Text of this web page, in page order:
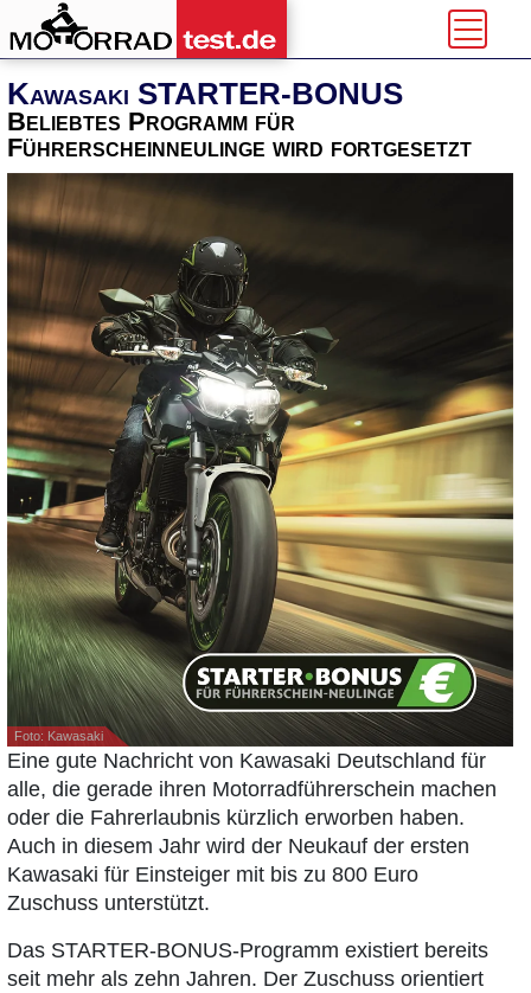
Kawasaki STARTER-BONUS
Beliebtes Programm für
Führerscheinneulinge wird fortgesetzt
Foto: Kawasaki
Eine gute Nachricht von Kawasaki Deutschland für
alle, die gerade ihren Motorradführerschein machen
oder die Fahrerlaubnis kürzlich erworben haben.
Auch in diesem Jahr wird der Neukauf der ersten
Kawasaki für Einsteiger mit bis zu 800 Euro
Zuschuss unterstützt.
Das STARTER-BONUS-Programm existiert bereits
seit mehr als zehn Jahren. Der Zuschuss orientiert